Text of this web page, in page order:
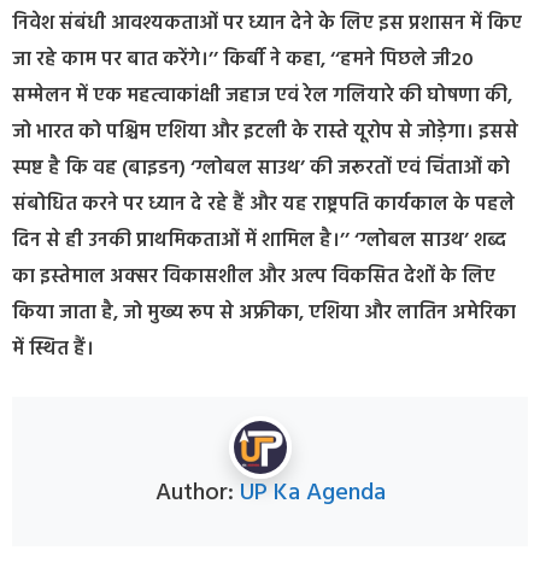
निवेश संबंधी आवश्यकताओं पर ध्यान देने के लिए इस प्रशासन में किए
जा रहे काम पर बात करेंगे।’’ किर्बी ने कहा, ‘‘हमने पिछले जी20
सम्मेलन में एक महत्वाकांक्षी जहाज एवं रेल गलियारे की घोषणा की,
जो भारत को पश्चिम एशिया और इटली के रास्ते यूरोप से जोड़ेगा। इससे
स्पष्ट है कि वह (बाइडन) ‘ग्लोबल साउथ’ की जरूरतों एवं चिंताओं को
संबोधित करने पर ध्यान दे रहे हैं और यह राष्ट्रपति कार्यकाल के पहले
दिन से ही उनकी प्राथमिकताओं में शामिल है।’’ ‘ग्लोबल साउथ’ शब्द
का इस्तेमाल अक्सर विकासशील और अल्प विकसित देशों के लिए
किया जाता है, जो मुख्य रूप से अफ्रीका, एशिया और लातिन अमेरिका
में स्थित हैं।
Author: UP Ka Agenda